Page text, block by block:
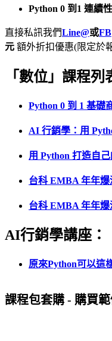
Python 0 到1 連續
直接私訊我們Line@或FB
元 額外折扣優惠(限定於
「數位」課程列
Python 0 到 1 基礎
AI 行銷學：用
用 Python 打造自
台科 EMBA 年年爆
台科 EMBA 年年爆
AI行銷學講座：
原來Python可以這
課程包套購 - 購買範